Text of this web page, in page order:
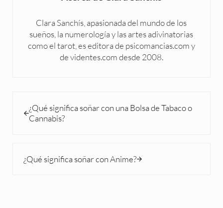
Clara Sanchís, apasionada del mundo de los
sueños, la numerología y las artes adivinatorias
como el tarot, es editora de psicomancias.com y
de videntes.com desde 2008.
¿Qué significa soñar con una Bolsa de Tabaco o
Cannabis?
¿Qué significa soñar con Anime?